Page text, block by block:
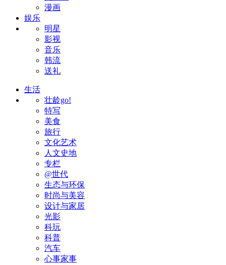
漫画
娱乐
明星
影视
音乐
韩流
送礼
生活
壮龄go!
特写
美食
旅行
文化艺术
人文史地
专栏
@世代
生态与环保
时尚与美容
设计与家居
光影
科玩
科普
汽车
心事家事